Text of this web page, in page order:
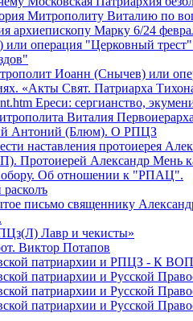
Митрополиту Виталию по
архиепископу Марку 6/24
операция "Церковный
Иоанн (Снычев) или
«Акты Свят. Патриарха
Ереси: сергианство,
Виталия
Антоний (Блюм). О РПЦЗ
наставления протоиерея
Протоиерей Александр Мень
Об отношении к "РПАЦ".
расколъ
письмо священнику
Лавр и чекисты»
Виктор Потапов
патриархии и РПЦЗ - К
патриархии и Русской
патриархии и Русской
патриархии и Русской